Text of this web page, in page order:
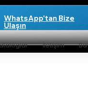
WhatsApp'tan Bize
Ulaşın
İletişim